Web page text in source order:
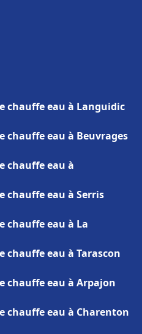
chauffe eau à Languidic
eau à Beuvrages
chauffe eau à
chauffe eau à Serris
chauffe eau à La
eau à Tarascon
chauffe eau à Arpajon
chauffe eau à Charenton